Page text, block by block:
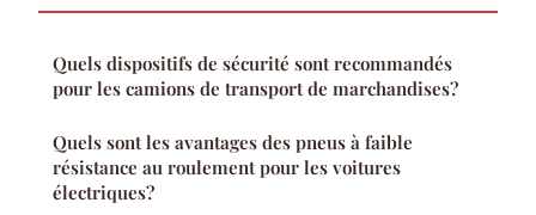
Quels dispositifs de sécurité sont recommandés
pour les camions de transport de marchandises?
Quels sont les avantages des pneus à faible
résistance au roulement pour les voitures
électriques?